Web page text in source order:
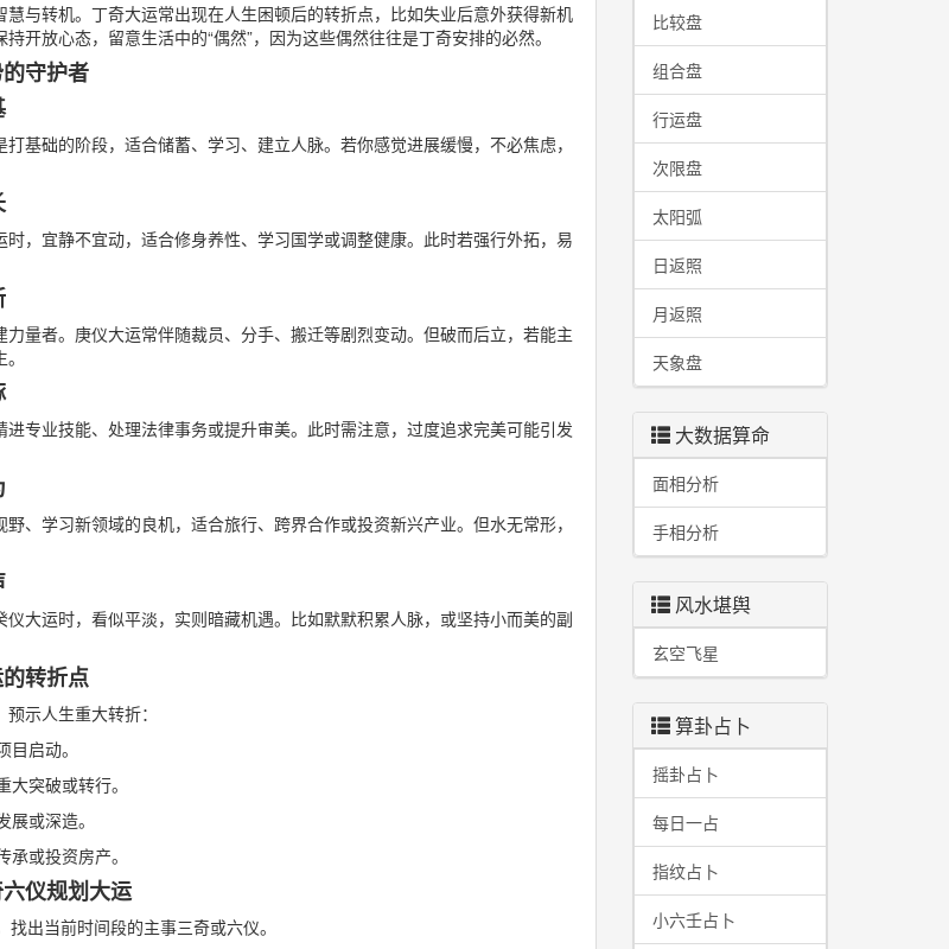
与转机。丁奇大运常出现在人生困顿后的转折点，比如失业后意外获得新机
开放心态，留意生活中的“偶然”，因为这些偶然往往是丁奇安排的必然。
守护者
基础的阶段，适合储蓄、学习、建立人脉。若你感觉进展缓慢，不必焦虑，
，宜静不宜动，适合修身养性、学习国学或调整健康。此时若强行外拓，易
量者。庚仪大运常伴随裁员、分手、搬迁等剧烈变动。但破而后立，若能主
专业技能、处理法律事务或提升审美。此时需注意，过度追求完美可能引发
、学习新领域的良机，适合旅行、跨界合作或投资新兴产业。但水无常形，
大运时，看似平淡，实则暗藏机遇。比如默默积累人脉，或坚持小而美的副
转折点
示人生重大转折：
启动。
突破或转行。
或深造。
或投资房产。
仪规划大运
找出当前时间段的主事三奇或六仪。
比较盘
组合盘
行运盘
次限盘
太阳弧
日返照
月返照
天象盘
大数据算命
面相分析
手相分析
风水堪舆
玄空飞星
算卦占卜
摇卦占卜
每日一占
指纹占卜
小六壬占卜